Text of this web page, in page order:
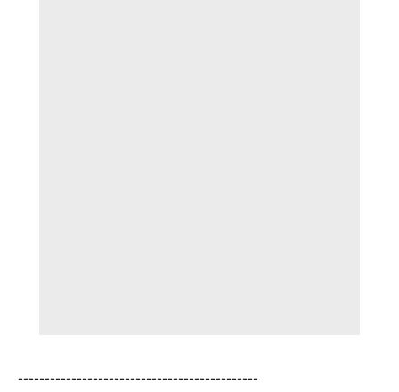
---------------------------------------------